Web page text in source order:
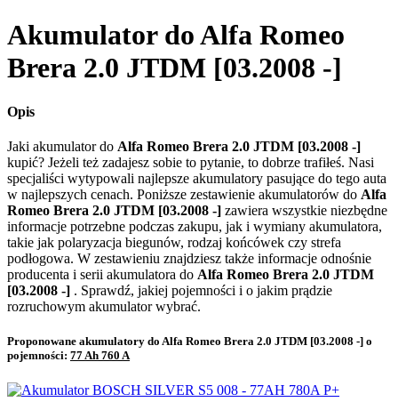
Akumulator doAlfa Romeo
Brera 2.0 JTDM [03.2008 -]
Opis
Jaki akumulator do Alfa Romeo Brera 2.0 JTDM [03.2008 -]
kupić? Jeżeli też zadajesz sobie to pytanie, to dobrze trafiłeś. Nasi
specjaliści wytypowali najlepsze akumulatory pasujące do tego auta
w najlepszych cenach. Poniższe zestawienie akumulatorów do Alfa
Romeo Brera 2.0 JTDM [03.2008 -] zawiera wszystkie niezbędne
informacje potrzebne podczas zakupu, jak i wymiany akumulatora,
takie jak polaryzacja biegunów, rodzaj końcówek czy strefa
podłogowa. W zestawieniu znajdziesz także informacje odnośnie
producenta i serii akumulatora do Alfa Romeo Brera 2.0 JTDM
[03.2008 -] . Sprawdź, jakiej pojemności i o jakim prądzie
rozruchowym akumulator wybrać.
Proponowane akumulatory do Alfa Romeo Brera 2.0 JTDM [03.2008 -] o
pojemności: 77 Ah 760 A